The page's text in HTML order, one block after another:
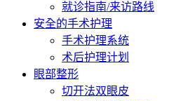
就诊指南/来访路线
安全的手术护理
手术护理系统
术后护理计划
眼部整形
切开法双眼皮